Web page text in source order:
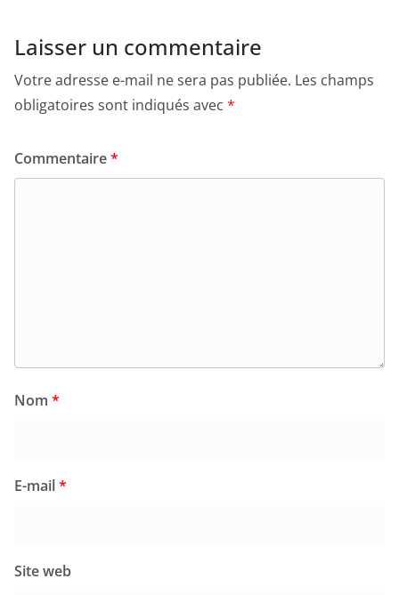
Laisser un commentaire
Votre adresse e-mail ne sera pas publiée. Les champs
obligatoires sont indiqués avec *
Commentaire*
Nom *
E-mail*
Site web